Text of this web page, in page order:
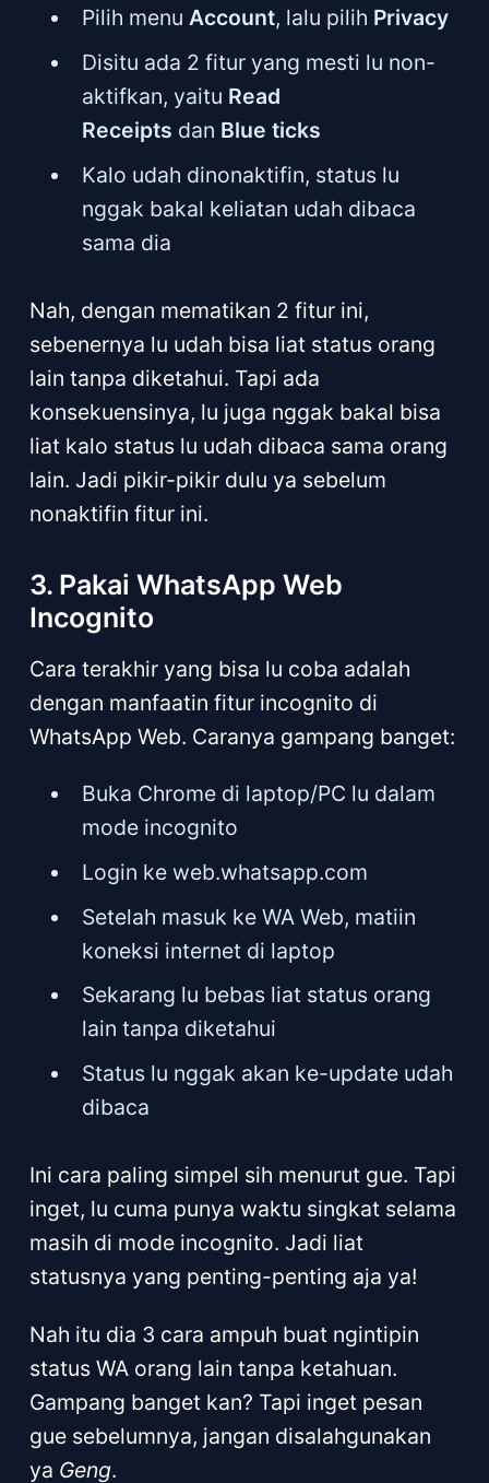
Pilih menuAccount, lalu pilih Privacy
Disitu ada 2 fitur yang mesti lu non-
aktifkan, yaitu Read
Receipts dan Blue ticks
Kalo udah dinonaktifin, status lu
nggak bakal keliatan udah dibaca
sama dia
Nah, dengan mematikan 2 fitur ini,
sebenernya lu udah bisa liat status orang
lain tanpa diketahui. Tapi ada
konsekuensinya, lu juga nggak bakal bisa
liat kalo status lu udah dibaca sama orang
lain. Jadi pikir-pikir dulu ya sebelum
nonaktifin fitur ini.
3. Pakai WhatsApp Web
Incognito
Cara terakhir yang bisa lu coba adalah
dengan manfaatin fitur incognito di
WhatsApp Web. Caranya gampang banget:
Buka Chrome di laptop/PC lu dalam
mode incognito
Login ke web.whatsapp.com
Setelah masuk ke WA Web, matiin
koneksi internet di laptop
Sekarang lu bebas liat status orang
lain tanpa diketahui
Status lu nggak akan ke-update udah
dibaca
Ini cara paling simpel sih menurut gue. Tapi
inget, lu cuma punya waktu singkat selama
masih di mode incognito. Jadi liat
statusnya yang penting-penting aja ya!
Nah itu dia 3 cara ampuh buat ngintipin
status WA orang lain tanpa ketahuan.
Gampang banget kan? Tapi inget pesan
gue sebelumnya, jangan disalahgunakan
ya Geng.